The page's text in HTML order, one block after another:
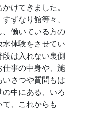
けてきました。
ずなり館等々、
、働いている方の
水体験をさせてい
は入れない裏側
仕事の中身や、施
さつや質問もは
中にある、いろ
て、これからも